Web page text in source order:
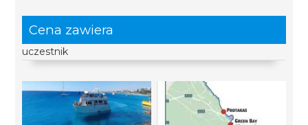
Cena zawiera
uczestnik